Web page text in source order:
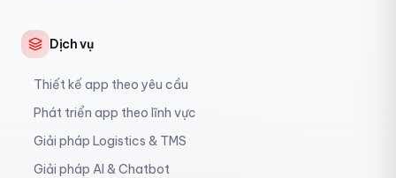
Dịch vụ
Thiết kế app theo yêu cầu
Phát triển app theo lĩnh vực
Giải pháp Logistics & TMS
Giải pháp AI & Chatbot